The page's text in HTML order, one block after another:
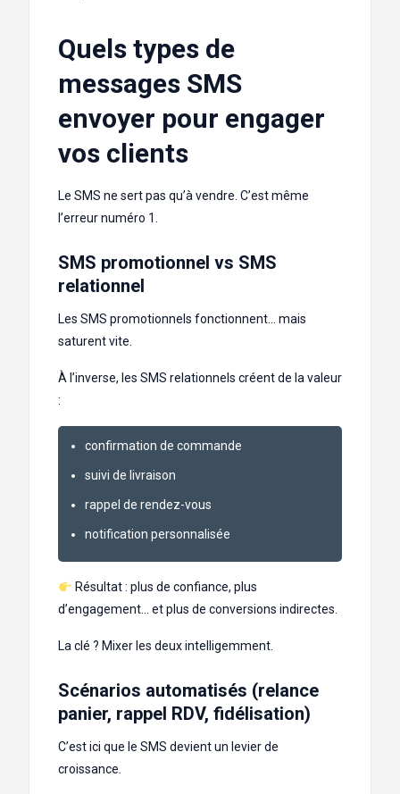
Quels types de
messages SMS
envoyer pour engager
vos clients
Le SMS ne sert pas qu’à vendre. C’est même
l’erreur numéro 1.
SMS promotionnel vs SMS
relationnel
Les SMS promotionnels fonctionnent… mais
saturent vite.
À l’inverse, les SMS relationnels créent de la valeur
:
confirmation de commande
suivi de livraison
rappel de rendez-vous
notification personnalisée
Résultat : plus de confiance, plus
d’engagement… et plus de conversions indirectes.
La clé ? Mixer les deux intelligemment.
Scénarios automatisés (relance
panier, rappel RDV, fidélisation)
C’est ici que le SMS devient un levier de
croissance.